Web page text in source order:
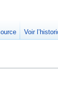
Voir